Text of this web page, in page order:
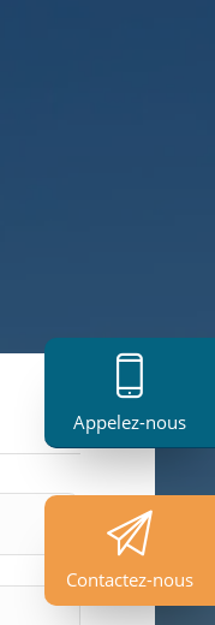
Appelez-nous
Contactez-nous